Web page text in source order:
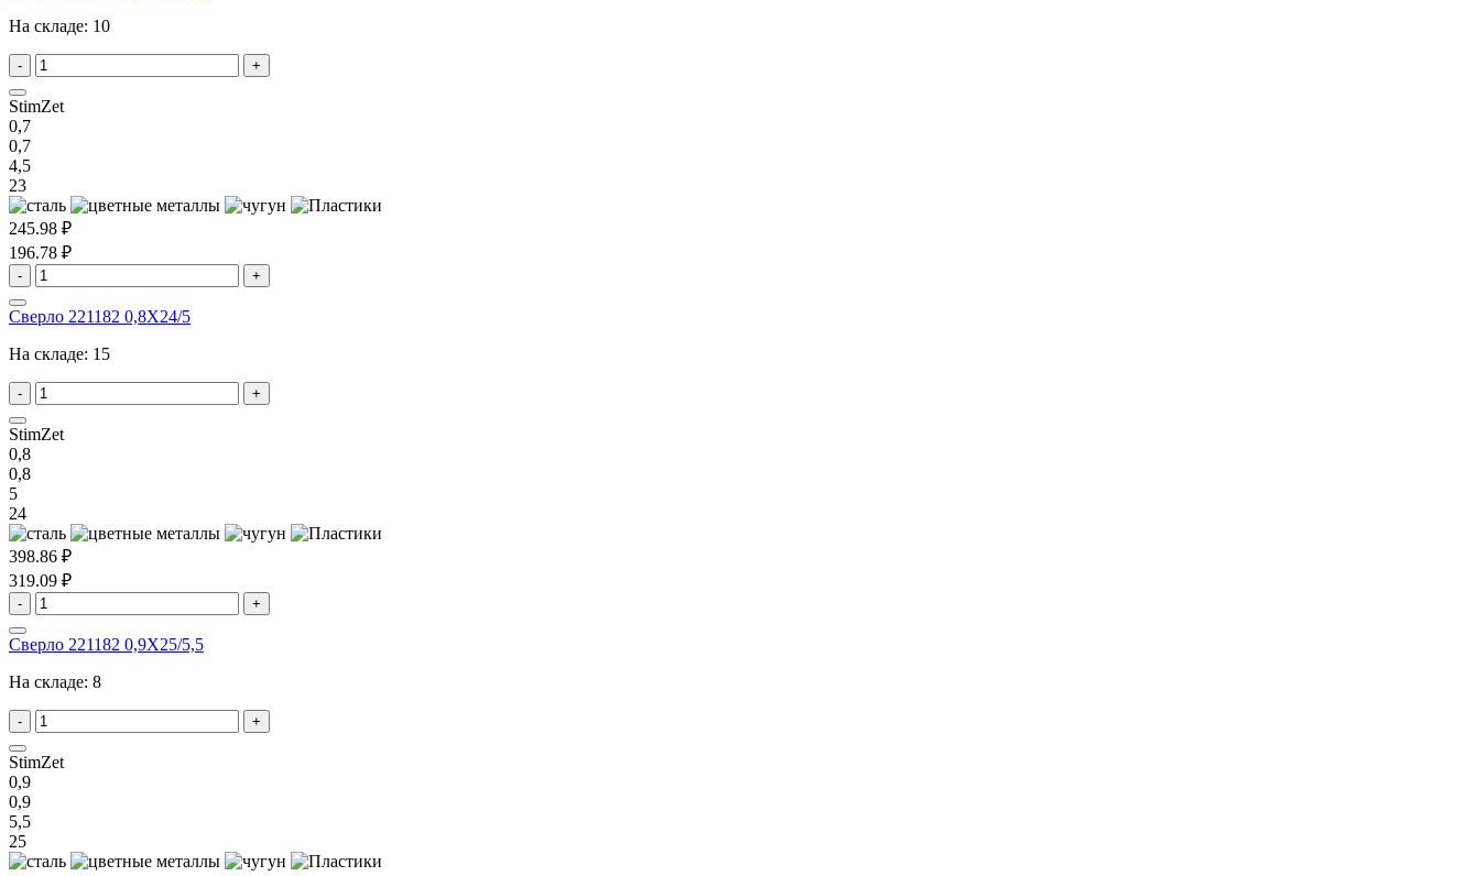
На складе: 10
- +
StimZet
0,7
0,7
4,5
23
245.98 ₽
196.78 ₽
- +
Сверло 221182 0,8X24/5
На складе: 15
- +
StimZet
0,8
0,8
5
24
398.86 ₽
319.09 ₽
- +
Сверло 221182 0,9X25/5,5
На складе: 8
- +
StimZet
0,9
0,9
5,5
25